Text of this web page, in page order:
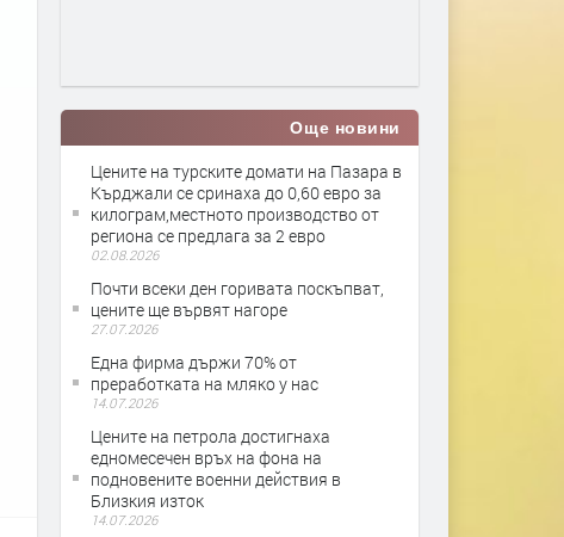
Още новини
Цените на турските домати на Пазара в
Кърджали се сринаха до 0,60 евро за
килограм,местното производство от
региона се предлага за 2 евро
02.08.2026
Почти всеки ден горивата поскъпват,
цените ще вървят нагоре
27.07.2026
Една фирма държи 70% от
преработката на мляко у нас
14.07.2026
Цените на петрола достигнаха
едномесечен връх на фона на
подновените военни действия в
Близкия изток
14.07.2026